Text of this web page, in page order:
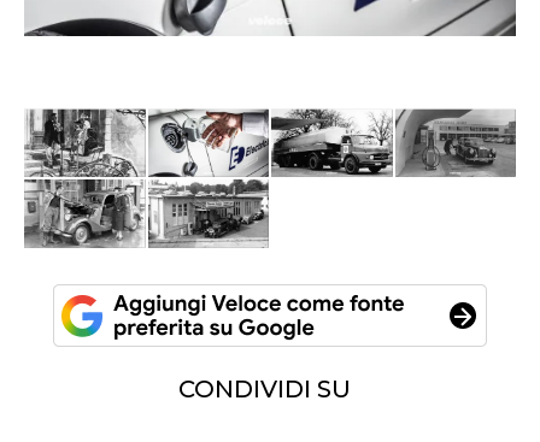
CONDIVIDI SU